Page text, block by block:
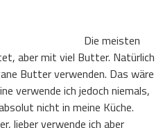
Die meisten
aber mit viel Butter. Natürlich
Butter verwenden. Das wäre
verwende ich jedoch niemals,
nicht in meine Küche.
lieber verwende ich aber